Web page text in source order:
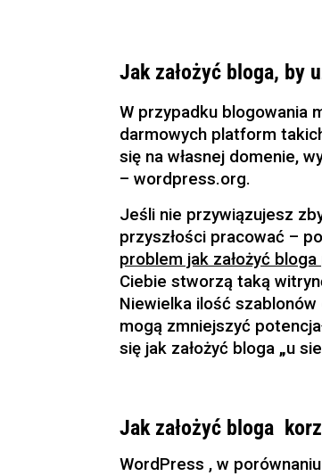
Jak założyć bloga, by
W przypadku blogowania
darmowych platform
się na własnej domenie,
– wordpress.org.
Jeśli nie przywiązujesz
przyszłości pracować –
problem jak założyć
Ciebie stworzą taką
Niewielka ilość
mogą zmniejszyć
się jak założyć bloga „u
Jak założyć bloga
WordPress , w